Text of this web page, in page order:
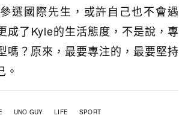
選國際先生，或許自己也不會遇
成了Kyle的生活態度，不是說，專
嗎？原來，最要專注的，最要堅持
。
UNO GUY LIFE SPORT